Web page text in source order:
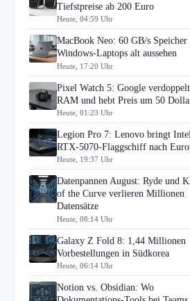
Tiefstpreise ab 200 Euro
Heute, 04:59 Uhr
MacBook Neo: 60 GB/s Speicher
Windows-Laptops alt aussehen
Heute, 17:20 Uhr
Pixel Watch 5: Google verdoppelt
RAM und hebt Preis um 50
Heute, 01:23 Uhr
Legion Pro 7: Lenovo bringt
RTX-5070-Flaggschiff nach
Heute, 19:37 Uhr
Datenpannen August: Ryde und
of the Curve verlieren Millionen
Datensätze
Heute, 08:14 Uhr
Galaxy Z Fold 8: 1,44 Millionen
Vorbestellungen in Südkorea
Heute, 06:14 Uhr
Notion vs. Obsidian: Wo